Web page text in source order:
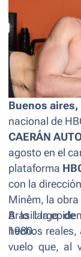
Buenos aires,
nacional de
CAERÁN
agosto en el
plataforma
con la
Minêm, la
Brasil: la
1980.
A lo largo de
hechos
vuelo que, al